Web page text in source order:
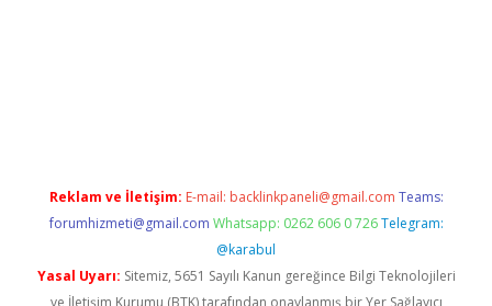
Reklam ve İletişim: E-mail: backlinkpaneli@gmail.com Teams:
forumhizmeti@gmail.com Whatsapp: 0262 606 0 726 Telegram:
@karabul
Yasal Uyarı: Sitemiz, 5651 Sayılı Kanun gereğince Bilgi Teknolojileri
ve İletişim Kurumu (BTK) tarafından onaylanmış bir Yer Sağlayıcı